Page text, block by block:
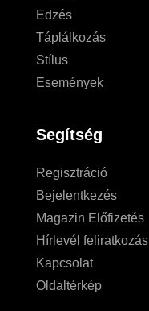
Edzés
Táplálkozás
Stílus
Események
Segítség
Regisztráció
Bejelentkezés
Magazin Előfizetés
Hírlevél feliratkozás
Kapcsolat
Oldaltérkép